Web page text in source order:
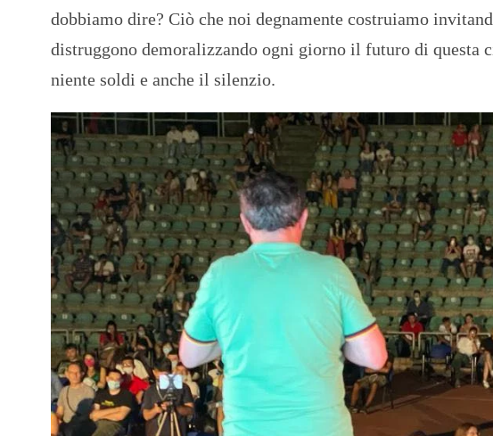
dobbiamo dire? Ciò che noi degnamente costruiamo
distruggono demoralizzando ogni giorno il futuro di questa
niente soldi e anche il silenzio.